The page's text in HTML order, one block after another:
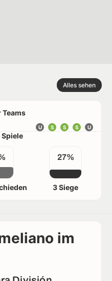
Alles sehen
Teams
U
S
S
S
U
27%
3 Siege
im